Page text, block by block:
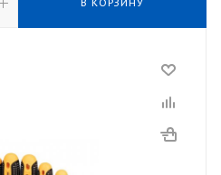
В КОРЗИНУ